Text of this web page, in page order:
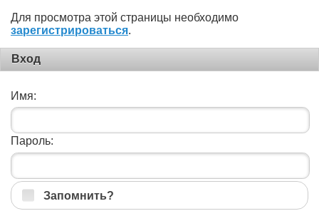
Для просмотра этой страницы необходимо
зарегистрироваться.
Вход
Имя:
Пароль:
Запомнить?